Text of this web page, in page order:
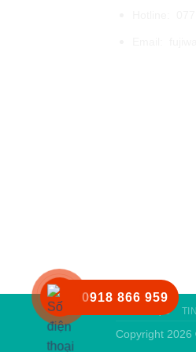
GIỚI THIỆU
Copyright 2026
0918 866 959